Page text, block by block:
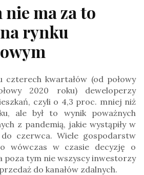
ma za to
rynku
czterech kwartałów (od połowy
2020 roku) deweloperzy
czyli o 4,3 proc. mniej niż
ale był to wynik poważnych
z pandemią, jakie wystąpiły w
czerwca. Wiele gospodarstw
wówczas w czasie decyzję o
poza tym nie wszyscy inwestorzy
do kanałów zdalnych.